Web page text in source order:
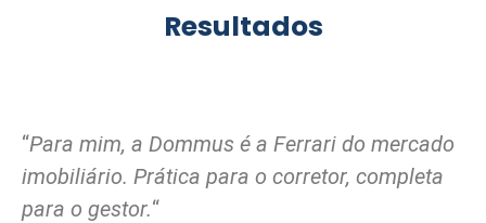
Resultados
“Para mim, a Dommus é a Ferrari do mercado
imobiliário. Prática para o corretor, completa
para o gestor.“